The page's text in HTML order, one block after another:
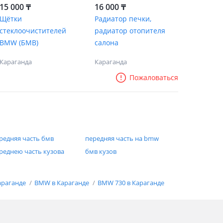
15 000 ₸
Щётки
стеклоочистителей
BMW (БМВ)
Караганда
16 000 ₸
Радиатор печки,
радиатор отопителя
салона
Караганда
Пожаловаться
часть бмв
передняя часть на bmw
часть кузова
бмв кузов
BMW в Караганде BMW 730 в Караганде